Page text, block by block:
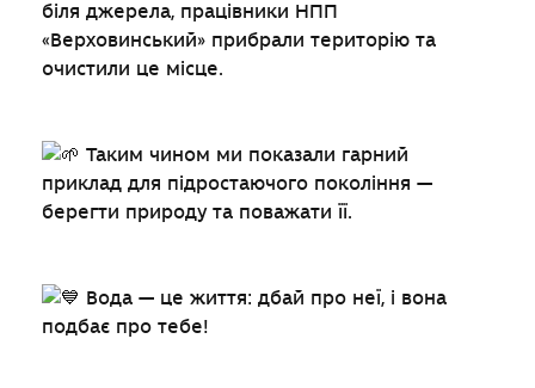
біля джерела, працівники НПП
«Верховинський» прибрали територію та
очистили це місце.
Таким чином ми показали гарний
приклад для підростаючого покоління —
берегти природу та поважати її.
Вода — це життя: дбай про неї, і вона
подбає про тебе!